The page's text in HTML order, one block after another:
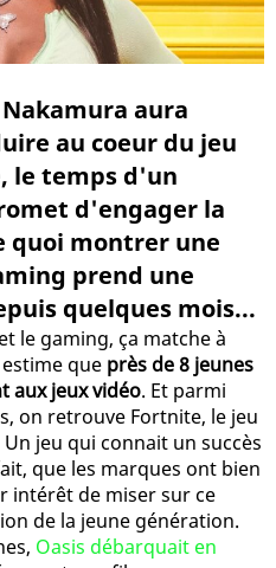
aura
au coeur du jeu
le temps d'un
d'engager la
quoi montrer une
prend une
quelques mois...
le gaming, ça matche à
que près de 8 jeunes
aux jeux vidéo. Et parmi
on retrouve Fortnite, le jeu
jeu qui connait un succès
que les marques ont bien
intérêt de miser sur ce
de la jeune génération.
Oasis débarquait en